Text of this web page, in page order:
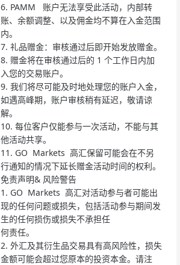
6. PAMM 账户无法享受此活动，内部转
账、余额调整、以及佣金均不算在入金范围
内。
7. 礼品赠金：审核通过后即开始发放赠金。
8. 赠金将在审核通过后的 1 个工作日内加
入您的交易账户。
9. 我们将尽可能及时地处理您的账户入金，
如遇高峰期，账户审核稍有延迟，敬请谅
解。
10. 每位客户仅能参与一次活动，不能与其
他活动共享。
11. GO Markets 高汇保留可能会在不另
行通知的情况下延长赠金活动时间的权利。
免责声明& 风险警告
1. GO Markets 高汇对活动参与者可能出
现的任何问题或损失，包括活动参与期间发
生的任何损伤或损失不承担任
何责任。
2. 外汇及其衍生品交易具有高风险性，损失
金额可能会超过您原本的投资本金。请注